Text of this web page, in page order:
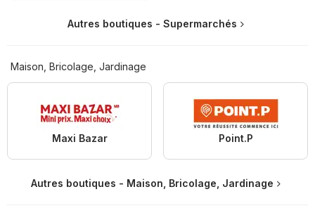
Autres boutiques - Supermarchés
Maison, Bricolage, Jardinage
Maxi Bazar Point.P
Autres boutiques - Maison, Bricolage, Jardinage